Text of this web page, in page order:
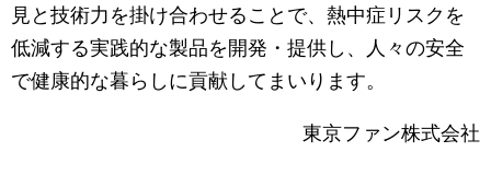
見と技術力を掛け合わせることで、熱中症リスクを
低減する実践的な製品を開発・提供し、人々の安全
で健康的な暮らしに貢献してまいります。
東京ファン株式会社